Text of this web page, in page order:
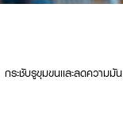
ะชับรูขุมขนเเละลดความมัน